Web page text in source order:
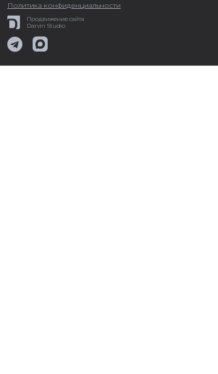
Политика конфиденциальности
Продвижение сайта
Darvin Studio